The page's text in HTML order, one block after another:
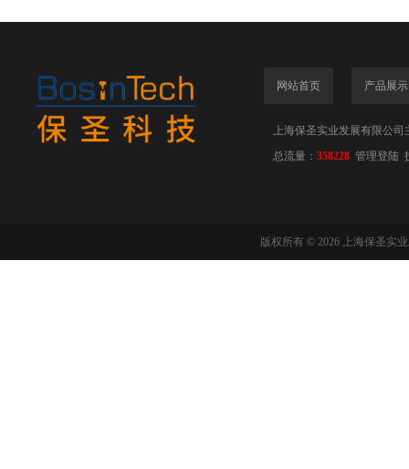
网站首页 产品展示
上海保圣实业发展有限公司
总流量： 358228 管理登陆
版权所有 © 2026 上海保圣实